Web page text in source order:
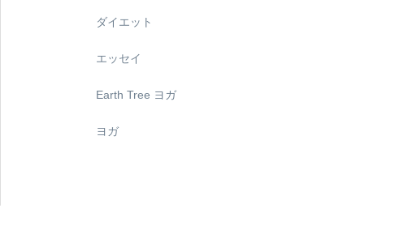
ダイエット
エッセイ
Earth Tree ヨガ
ヨガ